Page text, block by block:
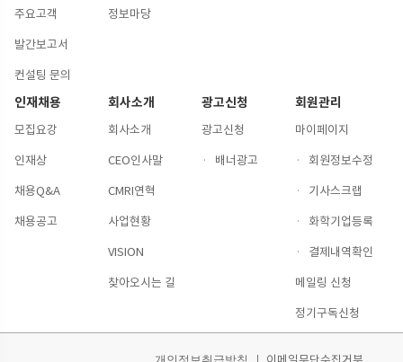
주요고객
발간보고서
컨설팅 문의
정보마당
인재채용
모집요강
인재상
채용Q&A
채용공고
회사소개
회사소개
CEO인사말
CMRI연혁
사업현황
VISION
찾아오시는 길
광고신청
광고신청
·
배너광고
회원관리
마이페이지
·
회원정보수정
·
기사스크랩
·
화학기업등록
·
결제내역확인
메일링 신청
정기구독신청